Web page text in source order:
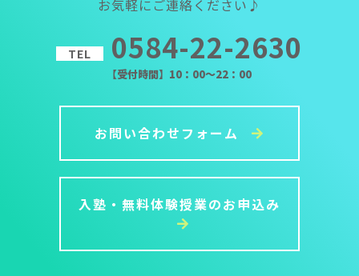
お気軽にご連絡ください♪
TEL 0584-22-2630
【受付時間】10：00～22：00
お問い合わせフォーム
入塾・無料体験授業のお申込み